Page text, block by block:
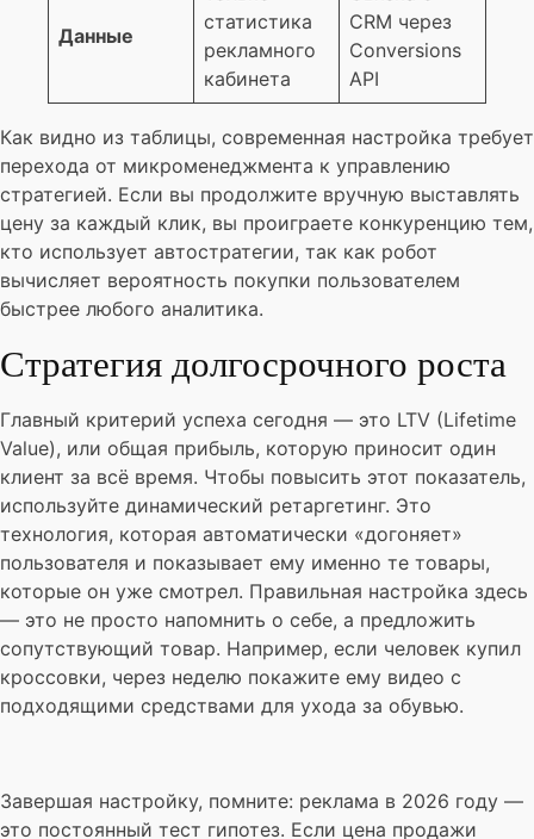
Данные
статистика
рекламного
кабинета
CRM через
Conversions
API
Как видно из таблицы, современная настройка требует
перехода от микроменеджмента к управлению
стратегией. Если вы продолжите вручную выставлять
цену за каждый клик, вы проиграете конкуренцию тем,
кто использует автостратегии, так как робот
вычисляет вероятность покупки пользователем
быстрее любого аналитика.
Стратегия долгосрочного роста
Главный критерий успеха сегодня — это LTV (Lifetime
Value), или общая прибыль, которую приносит один
клиент за всё время. Чтобы повысить этот показатель,
используйте динамический ретаргетинг. Это
технология, которая автоматически «догоняет»
пользователя и показывает ему именно те товары,
которые он уже смотрел. Правильная настройка здесь
— это не просто напомнить о себе, а предложить
сопутствующий товар. Например, если человек купил
кроссовки, через неделю покажите ему видео с
подходящими средствами для ухода за обувью.
Завершая настройку, помните: реклама в 2026 году —
это постоянный тест гипотез. Если цена продажи